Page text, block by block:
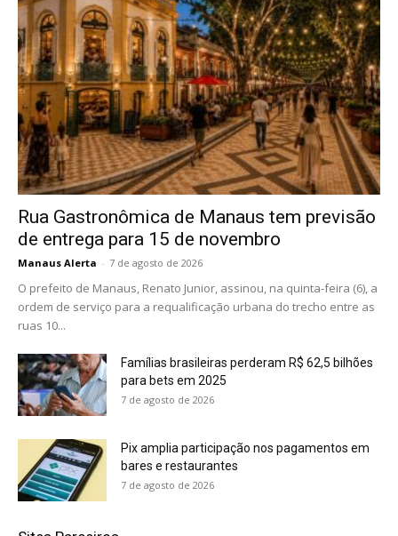
Rua Gastronômica de Manaus tem previsão
de entrega para 15 de novembro
Manaus Alerta - 7 de agosto de 2026
O prefeito de Manaus, Renato Junior, assinou, na quinta-feira (6), a
ordem de serviço para a requalificação urbana do trecho entre as
ruas 10...
Famílias brasileiras perderam R$ 62,5 bilhões
para bets em 2025
7 de agosto de 2026
Pix amplia participação nos pagamentos em
bares e restaurantes
7 de agosto de 2026